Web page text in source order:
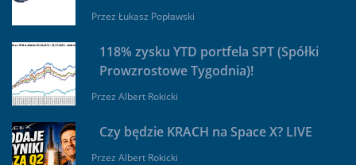
Przez Łukasz Popławski
118% zysku YTD portfela SPT (Spółki
Prowzrostowe Tygodnia)!
Przez Albert Rokicki
Czy będzie KRACH na Space X? LIVE
Przez Albert Rokicki